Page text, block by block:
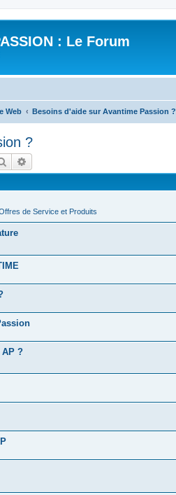
: Le Forum
Web Besoins d'aide sur Avantime Passion ?
?
Rechercher
de Service et Produits
?